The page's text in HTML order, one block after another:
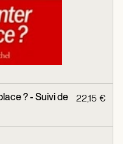
? - Suivi de
22,15 €